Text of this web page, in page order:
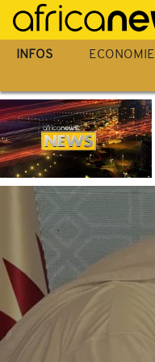
Passer
au
contenu
INFOS ECONOMIE